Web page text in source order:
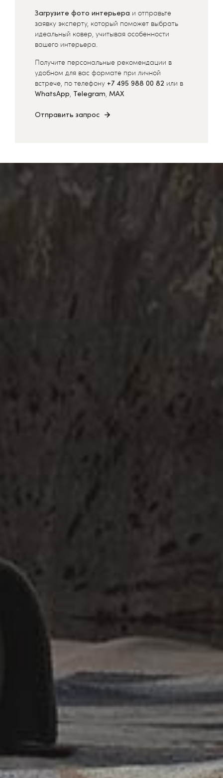
Загрузите фото интерьера и отправьте
заявку эксперту, который поможет выбрать
идеальный ковер, учитывая особенности
вашего интерьера.
Получите персональные рекомендации в
удобном для вас формате при личной
встрече, по телефону +7 495 988 00 82 или в
WhatsApp, Telegram, MAX
Отправить запрос